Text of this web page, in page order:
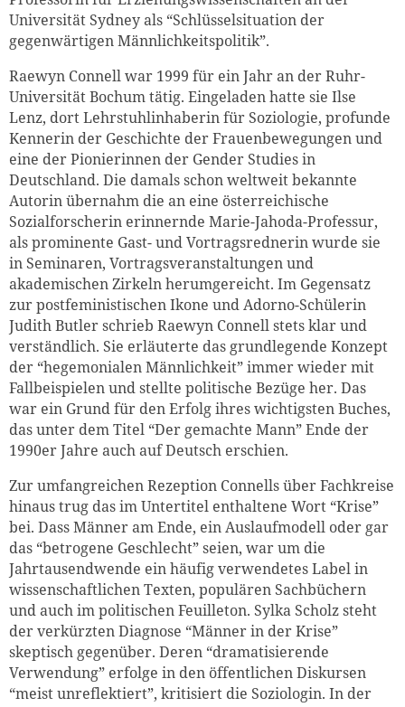
Universität Sydney als “Schlüsselsituation der
gegenwärtigen Männlichkeitspolitik”.
Raewyn Connell war 1999 für ein Jahr an der Ruhr-
Universität Bochum tätig. Eingeladen hatte sie Ilse
Lenz, dort Lehrstuhlinhaberin für Soziologie, profunde
Kennerin der Geschichte der Frauenbewegungen und
eine der Pionierinnen der Gender Studies in
Deutschland. Die damals schon weltweit bekannte
Autorin übernahm die an eine österreichische
Sozialforscherin erinnernde Marie-Jahoda-Professur,
als prominente Gast- und Vortragsrednerin wurde sie
in Seminaren, Vortragsveranstaltungen und
akademischen Zirkeln herumgereicht. Im Gegensatz
zur postfeministischen Ikone und Adorno-Schülerin
Judith Butler schrieb Raewyn Connell stets klar und
verständlich. Sie erläuterte das grundlegende Konzept
der “hegemonialen Männlichkeit” immer wieder mit
Fallbeispielen und stellte politische Bezüge her. Das
war ein Grund für den Erfolg ihres wichtigsten Buches,
das unter dem Titel “Der gemachte Mann” Ende der
1990er Jahre auch auf Deutsch erschien.
Zur umfangreichen Rezeption Connells über Fachkreise
hinaus trug das im Untertitel enthaltene Wort “Krise”
bei. Dass Männer am Ende, ein Auslaufmodell oder gar
das “betrogene Geschlecht” seien, war um die
Jahrtausendwende ein häufig verwendetes Label in
wissenschaftlichen Texten, populären Sachbüchern
und auch im politischen Feuilleton. Sylka Scholz steht
der verkürzten Diagnose “Männer in der Krise”
skeptisch gegenüber. Deren “dramatisierende
Verwendung” erfolge in den öffentlichen Diskursen
“meist unreflektiert”, kritisiert die Soziologin. In der